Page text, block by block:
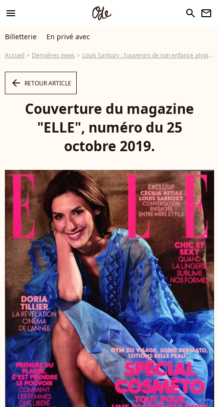
menu search newsletter
Billetterie En privé avec
Accueil Dernières news Louis Sarkozy : Souvenirs de son enfance atypique, sous haute sécurité
arrow_left RETOUR ARTICLE
Couverture du magazine
"ELLE", numéro du 25
octobre 2019.